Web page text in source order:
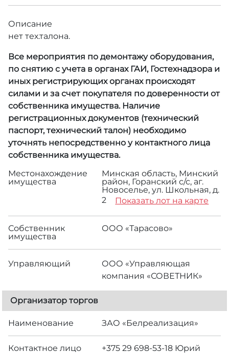
Описание
нет тех.талона.
Все мероприятия по демонтажу оборудования,
по снятию с учета в органах ГАИ, Гостехнадзора и
иных регистрирующих органах происходят
силами и за счет покупателя по доверенности от
собственника имущества. Наличие
регистрационных документов (технический
паспорт, технический талон) необходимо
уточнять непосредственно у контактного лица
собственника имущества.
Местонахождение
имущества
Минская область, Минский
район, Горанский с/с, аг.
Новоселье, ул. Школьная, д.
2
Показать лот на карте
Собственник
имущества
ООО «Тарасово»
Управляющий
ООО «Управляющая
компания «СОВЕТНИК»
Организатор торгов
Наименование ЗАО «Белреализация»
Контактное лицо +375 29 698-53-18 Юрий